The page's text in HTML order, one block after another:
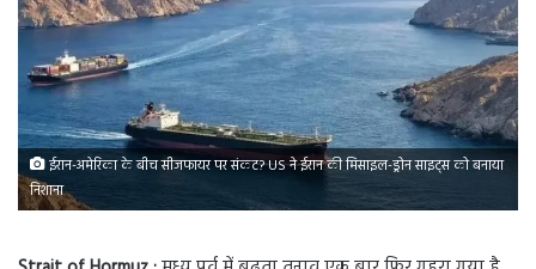
ईरान-अमेरिका के बीच सीजफायर पर संकट? US ने ईरान की मिसाइल-ड्रोन साइट्स को बनाया
निशाना